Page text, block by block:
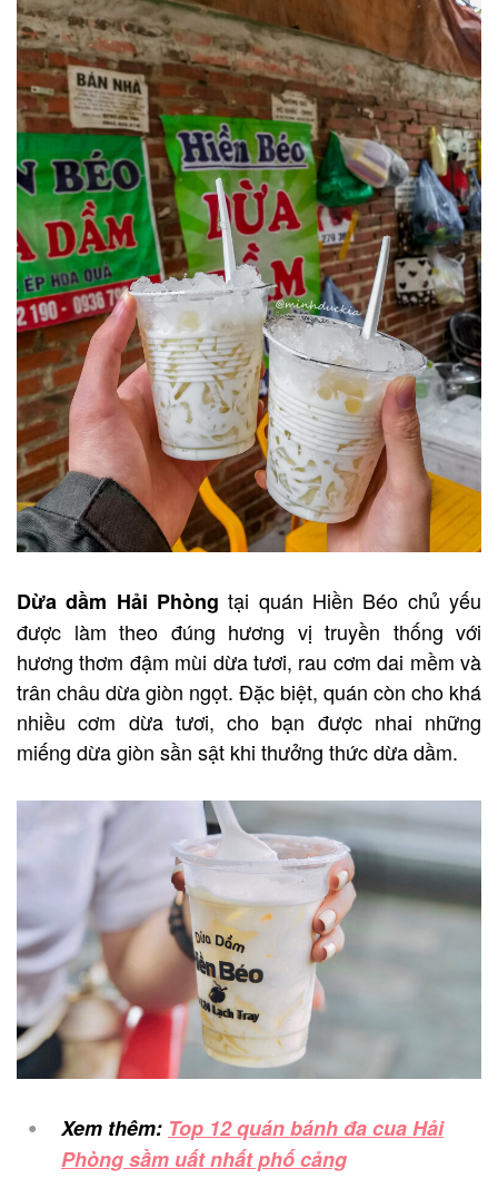
Dừa dầm Hải Phòng tại quán Hiền Béo chủ yếu
được làm theo đúng hương vị truyền thống với
hương thơm đậm mùi dừa tươi, rau cơm dai mềm và
trân châu dừa giòn ngọt. Đặc biệt, quán còn cho khá
nhiều cơm dừa tươi, cho bạn được nhai những
miếng dừa giòn sần sật khi thưởng thức dừa dầm.
Xem thêm: Top 12 quán bánh đa cua Hải
Phòng sầm uất nhất phố cảng